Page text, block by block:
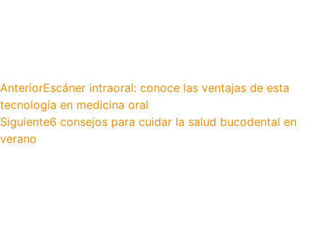
AnteriorEscáner intraoral: conoce las ventajas de esta
tecnología en medicina oral
Siguiente6 consejos para cuidar la salud bucodental en
verano